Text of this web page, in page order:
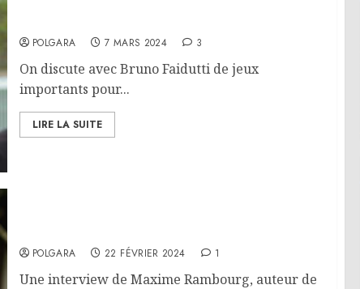
POLGARA 7 MARS 2024 3
On discute avec Bruno Faidutti de jeux
importants pour...
LIRE LA SUITE
POLGARA 22 FÉVRIER 2024 1
Une interview de Maxime Rambourg, auteur de